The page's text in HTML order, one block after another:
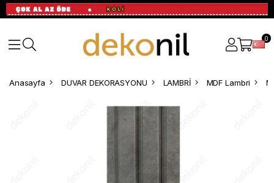
0
Anasayfa DUVAR DEKORASYONU LAMBRİ MDF Lambri